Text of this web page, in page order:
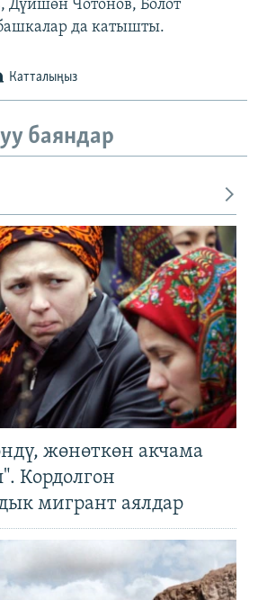
Дүйшөн Чотонов, Болот
да катышты.
Катталыңыз
баяндар
жөнөткөн акчама
Кордолгон
мигрант аялдар